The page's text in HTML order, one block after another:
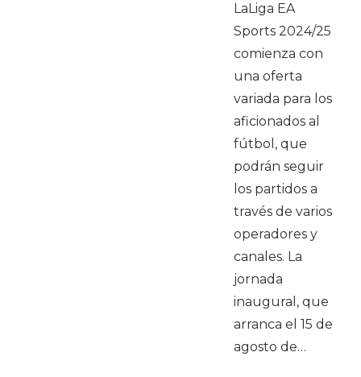
LaLiga EA
Sports 2024/25
comienza con
una oferta
variada para los
aficionados al
fútbol, que
podrán seguir
los partidos a
través de varios
operadores y
canales. La
jornada
inaugural, que
arranca el 15 de
agosto de…